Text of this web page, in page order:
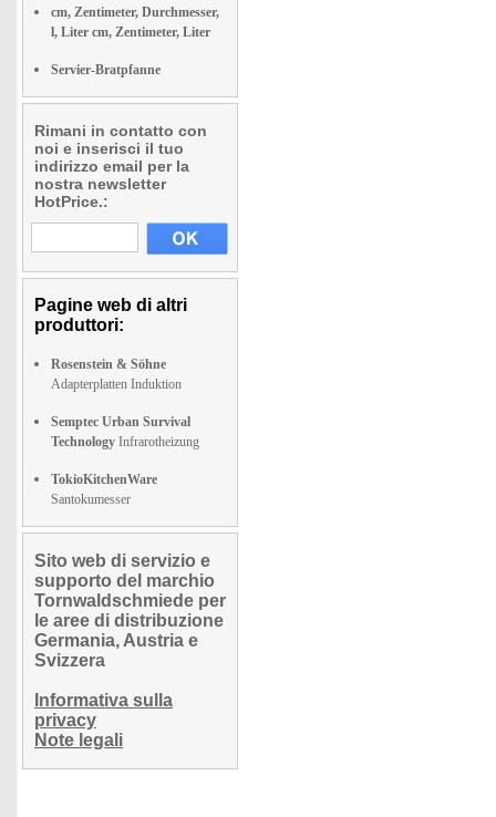
cm, Zentimeter, Durchmesser,
l, Liter cm, Zentimeter, Liter
Servier-Bratpfanne
Rimani in contatto con
noi e inserisci il tuo
indirizzo email per la
nostra newsletter
HotPrice.:
Pagine web di altri
produttori:
Rosenstein & Söhne
Adapterplatten Induktion
Semptec Urban Survival
Technology Infrarotheizung
TokioKitchenWare
Santokumesser
Sito web di servizio e
supporto del marchio
Tornwaldschmiede per
le aree di distribuzione
Germania, Austria e
Svizzera
Informativa sulla
privacy
Note legali